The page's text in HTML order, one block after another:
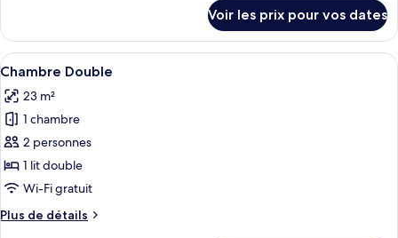
(PARKING,
GYM
&
POOL
ACCESS)
le
type
de
Chambre
Club
(PARKING,
GYM
&
POOL
ACCESS)
Voir les prix pour vos dates
Afficher
toutes
les
photos
pour
ce
type
chambre :
Une chambre moderne avec un
7
Chambre Double
23 m²
1 chambre
2 personnes
1 lit double
Wi-Fi gratuit
Plus de détails
Plus